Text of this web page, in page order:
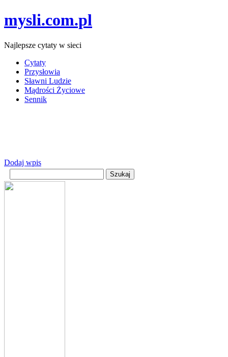
mysli.com.pl
Najlepsze cytaty w sieci
Cytaty
Przysłowia
Sławni Ludzie
Mądrości Życiowe
Sennik
Dodaj wpis